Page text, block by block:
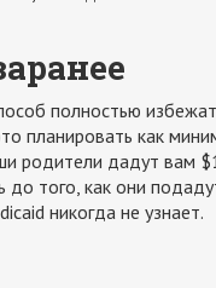
полностью
планировать как
родители дадут вам
до того, как они
никогда не узнает.